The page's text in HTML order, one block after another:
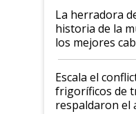
La herradora
historia de la
los mejores
Argentina y
todavía hacen
animales:
descalificaban,
Escala el
frigoríficos de
respaldaron el